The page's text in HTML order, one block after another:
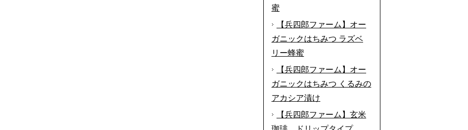
蜜
【兵四郎ファーム】オー
ガニックはちみつ ラズベ
リー蜂蜜
【兵四郎ファーム】オー
ガニックはちみつ くるみの
アカシア漬け
【兵四郎ファーム】玄米